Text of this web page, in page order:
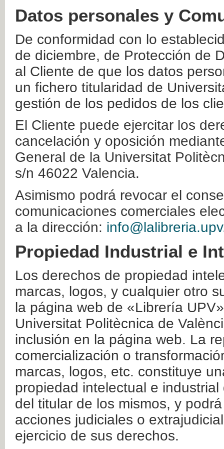
Datos personales y
De conformidad con lo
de diciembre, de Protección de
al Cliente de que los datos
un fichero titularidad de
gestión de los pedidos de los
El Cliente puede ejercitar los
cancelación y oposición
General de la Universitat
s/n 46022 Valencia.
Asimismo podrá revocar el
comunicaciones comerciales
a la dirección:
Propiedad Industrial e
Los derechos de propiedad
marcas, logos, y cualquier otro
la página web de «Librería
Universitat Politècnica de
inclusión en la página web. La
comercialización o
marcas, logos, etc. constituye
propiedad intelectual e
del titular de los mismos, y
acciones judiciales o
ejercicio de sus derechos.